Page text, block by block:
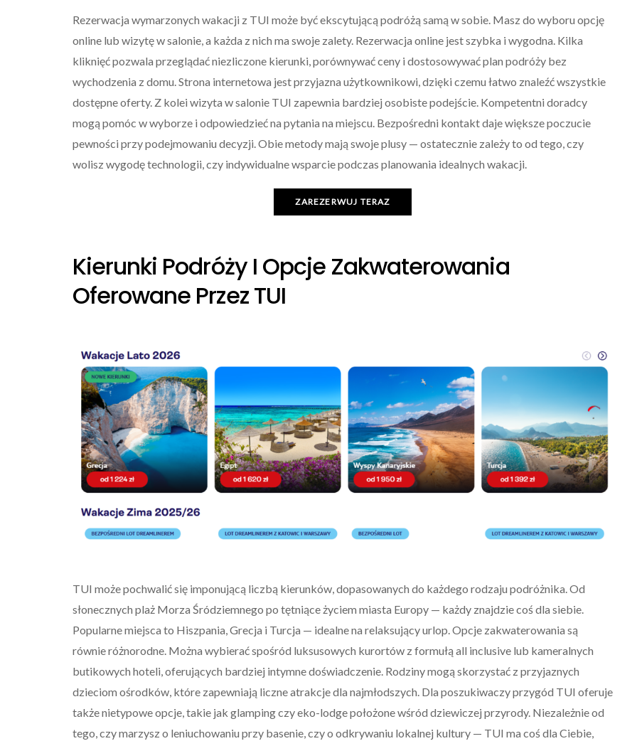
Rezerwacja wymarzonych wakacji z TUI może być ekscytującą podróżą samą w sobie. Masz do wyboru opcję
online lub wizytę w salonie, a każda z nich ma swoje zalety. Rezerwacja online jest szybka i wygodna. Kilka
kliknięć pozwala przeglądać niezliczone kierunki, porównywać ceny i dostosowywać plan podróży bez
wychodzenia z domu. Strona internetowa jest przyjazna użytkownikowi, dzięki czemu łatwo znaleźć wszystkie
dostępne oferty. Z kolei wizyta w salonie TUI zapewnia bardziej osobiste podejście. Kompetentni doradcy
mogą pomóc w wyborze i odpowiedzieć na pytania na miejscu. Bezpośredni kontakt daje większe poczucie
pewności przy podejmowaniu decyzji. Obie metody mają swoje plusy — ostatecznie zależy to od tego, czy
wolisz wygodę technologii, czy indywidualne wsparcie podczas planowania idealnych wakacji.
ZAREZERWUJ TERAZ
Kierunki Podróży I Opcje Zakwaterowania
Oferowane Przez TUI
TUI może pochwalić się imponującą liczbą kierunków, dopasowanych do każdego rodzaju podróżnika. Od
słonecznych plaż Morza Śródziemnego po tętniące życiem miasta Europy — każdy znajdzie coś dla siebie.
Popularne miejsca to Hiszpania, Grecja i Turcja — idealne na relaksujący urlop. Opcje zakwaterowania są
równie różnorodne. Można wybierać spośród luksusowych kurortów z formułą all inclusive lub kameralnych
butikowych hoteli, oferujących bardziej intymne doświadczenie. Rodziny mogą skorzystać z przyjaznych
dzieciom ośrodków, które zapewniają liczne atrakcje dla najmłodszych. Dla poszukiwaczy przygód TUI oferuje
także nietypowe opcje, takie jak glamping czy eko-lodge położone wśród dziewiczej przyrody. Niezależnie od
tego, czy marzysz o leniuchowaniu przy basenie, czy o odkrywaniu lokalnej kultury — TUI ma coś dla Ciebie,